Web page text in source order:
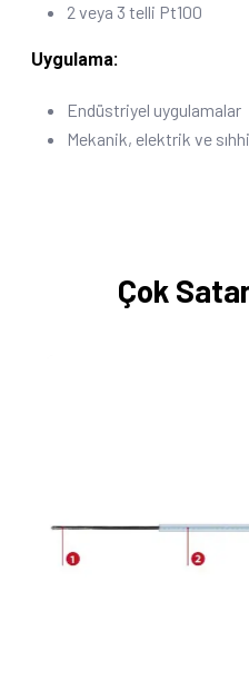
2 veya 3 telli Pt100
Uygulama:
Endüstriyel uygulamalar
Mekanik, elektrik ve
Çok